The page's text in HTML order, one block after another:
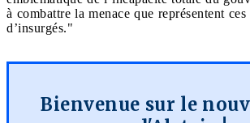
à combattre la menace que représentent ces
d’insurgés."
Bienvenue sur le